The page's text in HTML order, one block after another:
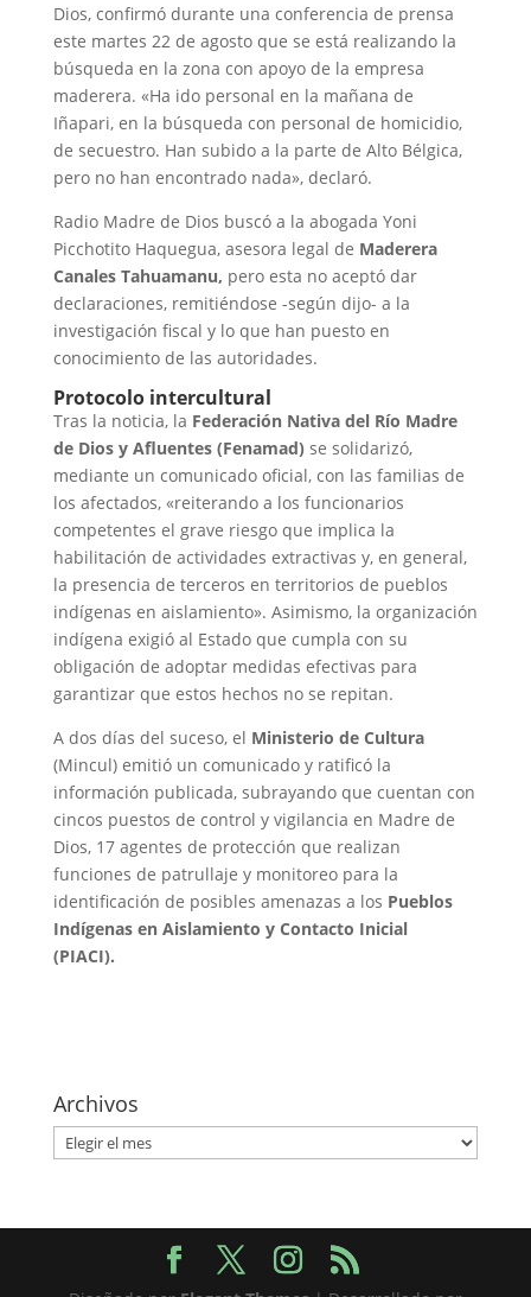
Dios, confirmó durante una conferencia de prensa
este martes 22 de agosto que se está realizando la
búsqueda en la zona con apoyo de la empresa
maderera. «Ha ido personal en la mañana de
Iñapari, en la búsqueda con personal de homicidio,
de secuestro. Han subido a la parte de Alto Bélgica,
pero no han encontrado nada», declaró.
Radio Madre de Dios buscó a la abogada Yoni
Picchotito Haquegua, asesora legal de Maderera
Canales Tahuamanu, pero esta no aceptó dar
declaraciones, remitiéndose -según dijo- a la
investigación fiscal y lo que han puesto en
conocimiento de las autoridades.
Protocolo intercultural
Tras la noticia, la Federación Nativa del Río Madre
de Dios y Afluentes (Fenamad) se solidarizó,
mediante un comunicado oficial, con las familias de
los afectados, «reiterando a los funcionarios
competentes el grave riesgo que implica la
habilitación de actividades extractivas y, en general,
la presencia de terceros en territorios de pueblos
indígenas en aislamiento». Asimismo, la organización
indígena exigió al Estado que cumpla con su
obligación de adoptar medidas efectivas para
garantizar que estos hechos no se repitan.
A dos días del suceso, el Ministerio de Cultura
(Mincul) emitió un comunicado y ratificó la
información publicada, subrayando que cuentan con
cincos puestos de control y vigilancia en Madre de
Dios, 17 agentes de protección que realizan
funciones de patrullaje y monitoreo para la
identificación de posibles amenazas a los Pueblos
Indígenas en Aislamiento y Contacto Inicial
(PIACI).
Archivos
Archivos